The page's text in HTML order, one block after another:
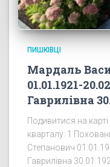
ПИШКІВЦІ
Мардаль
01.01.1921-
Гаврилівна
Подивитися на
кварталу: 1
Степанович
Гаврилівна